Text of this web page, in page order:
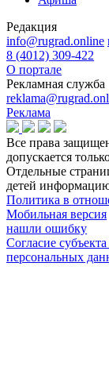
Редакция
info@rugrad.online
8 (4012) 309-422
О портале
Рекламная служба
Реклама
Все права
допускается
Отдельные
детей
Политика в
Мобильная версия
нашли ошибку
Согласие
персональных